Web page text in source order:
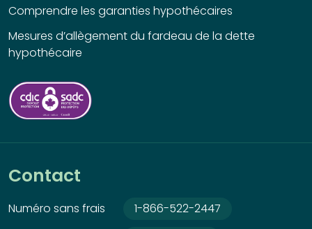
Comprendre les garanties hypothécaires
Mesures d’allègement du fardeau de la dette
hypothécaire
Contact
Numéro sans frais
1-866-522-2447